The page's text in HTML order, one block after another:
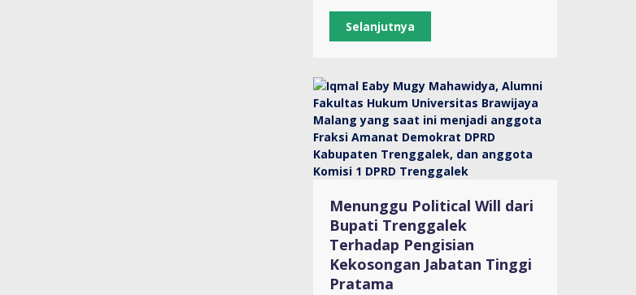
Selanjutnya
Menunggu Political Will dari
Bupati Trenggalek
Terhadap Pengisian
Kekosongan Jabatan Tinggi
Pratama